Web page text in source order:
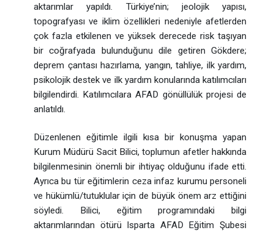
aktarımlar yapıldı. Türkiye’nin; jeolojik yapısı,
topografyası ve iklim özellikleri nedeniyle afetlerden
çok fazla etkilenen ve yüksek derecede risk taşıyan
bir coğrafyada bulunduğunu dile getiren Gökdere;
deprem çantası hazırlama, yangın, tahliye, ilk yardım,
psikolojik destek ve ilk yardım konularında katılımcıları
bilgilendirdi. Katılımcılara AFAD gönüllülük projesi de
anlatıldı.
Düzenlenen eğitimle ilgili kısa bir konuşma yapan
Kurum Müdürü Sacit Bilici, toplumun afetler hakkında
bilgilenmesinin önemli bir ihtiyaç olduğunu ifade etti.
Ayrıca bu tür eğitimlerin ceza infaz kurumu personeli
ve hükümlü/tutuklular için de büyük önem arz ettiğini
söyledi. Bilici, eğitim programındaki bilgi
aktarımlarından ötürü Isparta AFAD Eğitim Şubesi